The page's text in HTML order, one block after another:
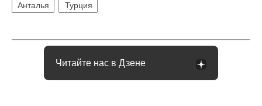
Анталья Турция
Читайте нас в Дзене